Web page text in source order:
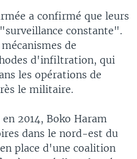
a confirmé que leurs
constante".
de
d'infiltration, qui
les opérations de
le militaire.
2014, Boko Haram
dans le nord-est du
place d'une coalition